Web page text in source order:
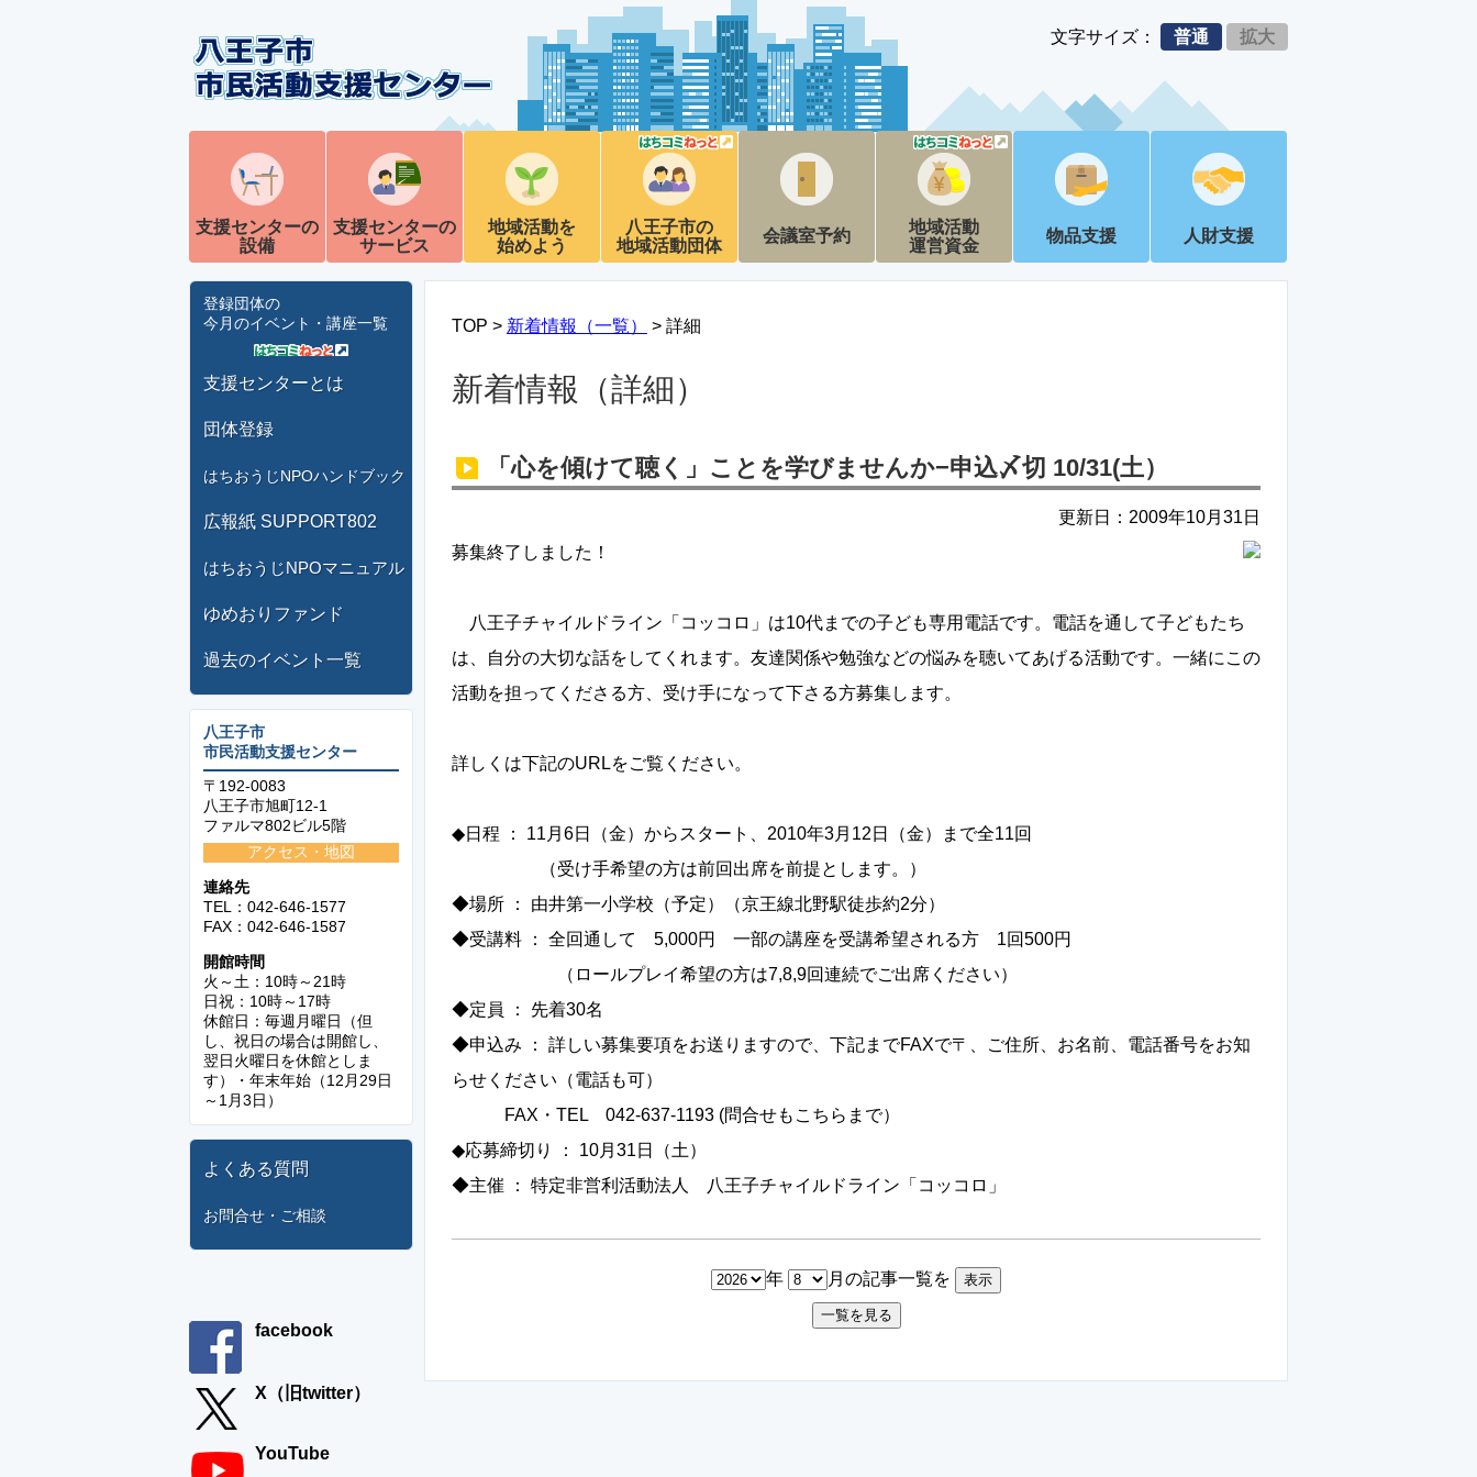
文字サイズ： 普通 拡大
支援センターの
設備
支援センターの
サービス
地域活動を
始めよう
八王子市の
地域活動団体
会議室予約
地域活動
運営資金
物品支援 人財支援
登録団体の
今月のイベント・講座一覧
支援センターとは
団体登録
はちおうじNPOハンドブック
広報紙 SUPPORT802
はちおうじNPOマニュアル
ゆめおりファンド
過去のイベント一覧
八王子市
市民活動支援センター
〒192-0083
八王子市旭町12-1
ファルマ802ビル5階
アクセス・地図
連絡先
TEL：042-646-1577
FAX：042-646-1587
開館時間
火～土：10時～21時
日祝：10時～17時
休館日：毎週月曜日（但
し、祝日の場合は開館し、
翌日火曜日を休館としま
す）・年末年始（12月29日
～1月3日）
よくある質問
お問合せ・ご相談
facebook
X（旧twitter）
YouTube
TOP > 新着情報（一覧） > 詳細
新着情報（詳細）
「心を傾けて聴く」ことを学びませんか−申込〆切 10/31(土）
更新日： 2009年10月31日
募集終了しました！
八王子チャイルドライン「コッコロ」は10代までの子ども専用電話です。電話を通して子どもたち
は、自分の大切な話をしてくれます。友達関係や勉強などの悩みを聴いてあげる活動です。一緒にこの
活動を担ってくださる方、受け手になって下さる方募集します。
詳しくは下記のURLをご覧ください。
◆日程 ： 11月6日（金）からスタート、2010年3月12日（金）まで全11回
（受け手希望の方は前回出席を前提とします。）
◆場所 ： 由井第一小学校（予定）（京王線北野駅徒歩約2分）
◆受講料 ： 全回通して 5,000円 一部の講座を受講希望される方 1回500円
（ロールプレイ希望の方は7,8,9回連続でご出席ください）
◆定員 ： 先着30名
◆申込み ： 詳しい募集要項をお送りますので、下記までFAXで〒、ご住所、お名前、電話番号をお知
らせください（電話も可）
FAX・TEL 042-637-1193 (問合せもこちらまで）
◆応募締切り ： 10月31日（土）
◆主催 ： 特定非営利活動法人 八王子チャイルドライン「コッコロ」
年 月の記事一覧を